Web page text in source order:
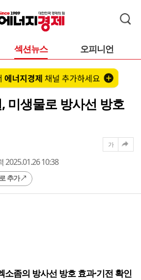
섹션뉴스 오피니언
미생물로 방사선 방호
2025.01.26 10:38
추가
가
소좀의 방사선 방호 효과·기전 확인